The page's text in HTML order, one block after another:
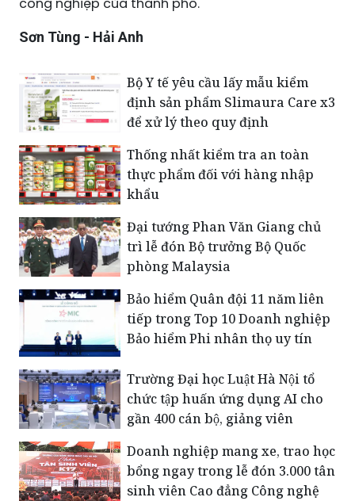
Sơn Tùng - Hải Anh
Bộ Y tế yêu cầu lấy mẫu kiểm
định sản phẩm Slimaura Care x3
để xử lý theo quy định
Thống nhất kiểm tra an toàn
thực phẩm đối với hàng nhập
khẩu
Đại tướng Phan Văn Giang chủ
trì lễ đón Bộ trưởng Bộ Quốc
phòng Malaysia
Bảo hiểm Quân đội 11 năm liên
tiếp trong Top 10 Doanh nghiệp
Bảo hiểm Phi nhân thọ uy tín
Trường Đại học Luật Hà Nội tổ
chức tập huấn ứng dụng AI cho
gần 400 cán bộ, giảng viên
Doanh nghiệp mang xe, trao học
bổng ngay trong lễ đón 3.000 tân
sinh viên Cao đẳng Công nghệ